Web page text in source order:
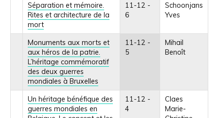
Séparation et mémoire.
Rites et architecture de la
mort
11-12 -
6
Schoonjans
Yves
Monuments aux morts et
aux héros de la patrie.
L’héritage commémoratif
des deux guerres
mondiales à Bruxelles
11-12 -
5
Mihail
Benoît
Un héritage bénéfique des
guerres mondiales en
11-12 -
4
Claes
Marie-